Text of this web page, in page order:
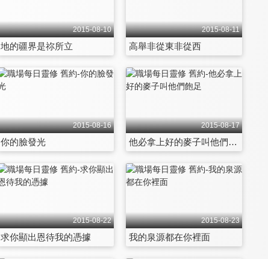
2015-08-10
地的疆界是祢所立
2015-08-11
高舉非從東非從西
2015-08-16
你的臉發光
2015-08-17
他必拿上好的麥子叫他們飽足
2015-08-22
求你顯出恩待我的憑據
2015-08-23
我的泉源都在你裡面